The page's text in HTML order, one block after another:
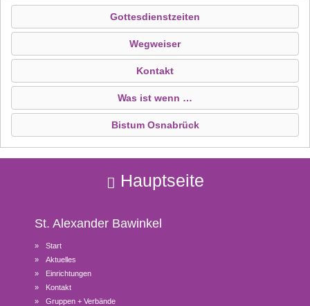
Gottesdienstzeiten
Wegweiser
Kontakt
Was ist wenn …
Bistum Osnabrück
Hauptseite
St. Alexander Bawinkel
Start
Aktuelles
Einrichtungen
Kontakt
Gruppen + Verbände